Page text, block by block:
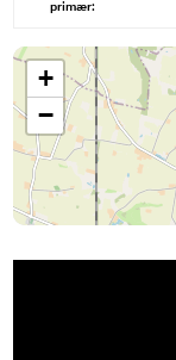
primær:
+
−